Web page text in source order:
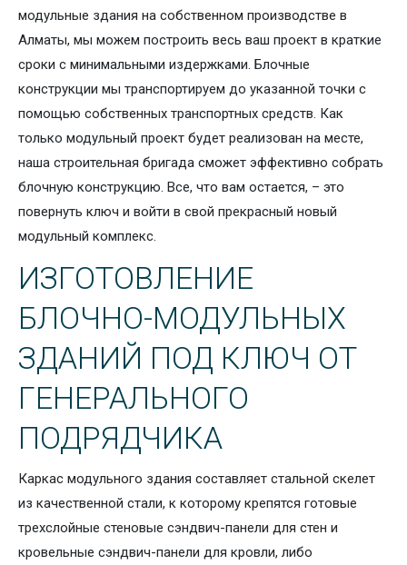
модульные здания на собственном производстве в
Алматы, мы можем построить весь ваш проект в краткие
сроки с минимальными издержками. Блочные
конструкции мы транспортируем до указанной точки с
помощью собственных транспортных средств. Как
только модульный проект будет реализован на месте,
наша строительная бригада сможет эффективно собрать
блочную конструкцию. Все, что вам остается, – это
повернуть ключ и войти в свой прекрасный новый
модульный комплекс.
ИЗГОТОВЛЕНИЕ
БЛОЧНО-МОДУЛЬНЫХ
ЗДАНИЙ ПОД КЛЮЧ ОТ
ГЕНЕРАЛЬНОГО
ПОДРЯДЧИКА
Каркас модульного здания составляет стальной скелет
из качественной стали, к которому крепятся готовые
трехслойные стеновые сэндвич-панели для стен и
кровельные сэндвич-панели для кровли, либо